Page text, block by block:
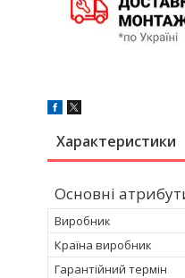
Характеристики
Основні
Виробник
Країна виробник
Гарантійний термін